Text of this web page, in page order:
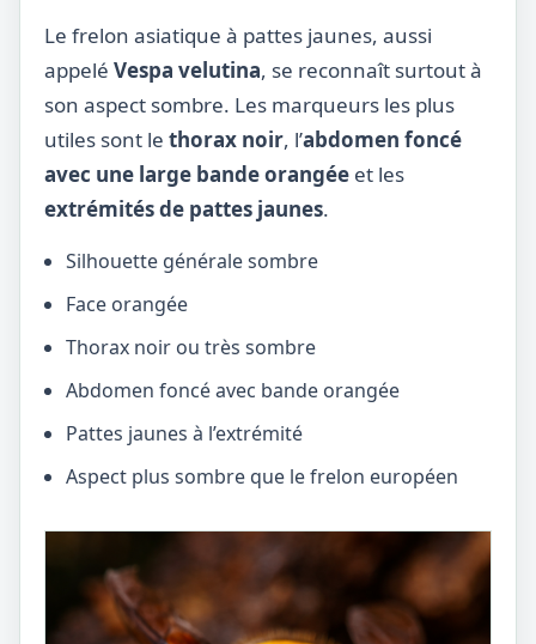
Le frelon asiatique à pattes jaunes, aussi
appelé Vespa velutina, se reconnaît surtout à
son aspect sombre. Les marqueurs les plus
utiles sont le thorax noir, l’abdomen foncé
avec une large bande orangée et les
extrémités de pattes jaunes.
Silhouette générale sombre
Face orangée
Thorax noir ou très sombre
Abdomen foncé avec bande orangée
Pattes jaunes à l’extrémité
Aspect plus sombre que le frelon européen